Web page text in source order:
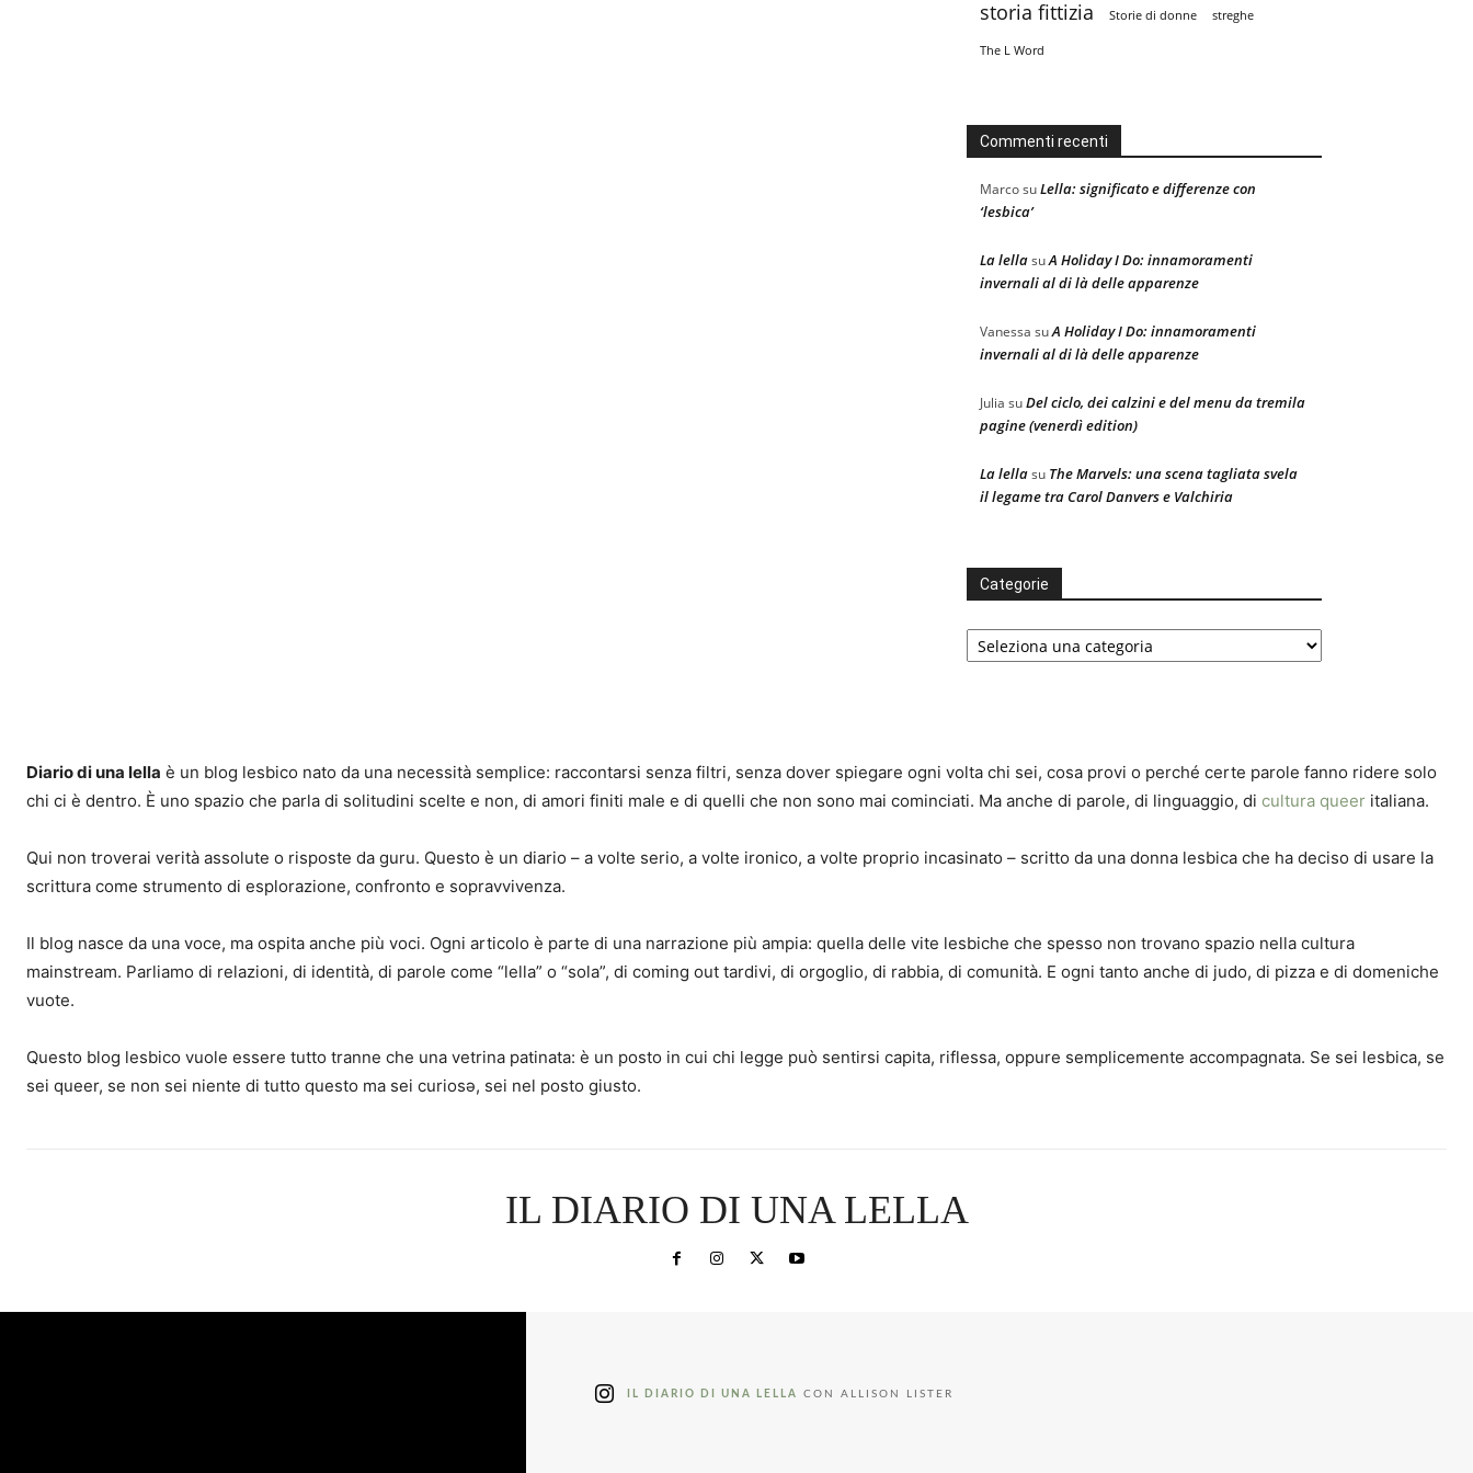
storia fittizia Storie di donne streghe
The L Word
Commenti recenti
MarcosuLella: significato e differenze con
‘lesbica’
La lellasuA Holiday I Do: innamoramenti
invernali al di là delle apparenze
Vanessa suA Holiday I Do: innamoramenti
invernali al di là delle apparenze
Julia suDel ciclo, dei calzini e del menu da tremila
pagine (venerdì edition)
La lellasu The Marvels: una scena tagliata svela
il legame tra Carol Danvers e Valchiria
Categorie
Categorie
Diario di una lella è un blog lesbico nato da una necessità semplice: raccontarsi senza filtri, senza dover spiegare ogni volta chi sei, cosa provi o perché certe parole fanno ridere solo
chi ci è dentro. È uno spazio che parla di solitudini scelte e non, di amori finiti male e di quelli che non sono mai cominciati. Ma anche di parole, di linguaggio, di cultura queer italiana.
Qui non troverai verità assolute o risposte da guru. Questo è un diario – a volte serio, a volte ironico, a volte proprio incasinato – scritto da una donna lesbica che ha deciso di usare la
scrittura come strumento di esplorazione, confronto e sopravvivenza.
Il blog nasce da una voce, ma ospita anche più voci. Ogni articolo è parte di una narrazione più ampia: quella delle vite lesbiche che spesso non trovano spazio nella cultura
mainstream. Parliamo di relazioni, di identità, di parole come “lella” o “sola”, di coming out tardivi, di orgoglio, di rabbia, di comunità. E ogni tanto anche di judo, di pizza e di domeniche
vuote.
Questo blog lesbico vuole essere tutto tranne che una vetrina patinata: è un posto in cui chi legge può sentirsi capita, riflessa, oppure semplicemente accompagnata. Se sei lesbica, se
sei queer, se non sei niente di tutto questo ma sei curiosə, sei nel posto giusto.
IL DIARIO DI UNA LELLA
IL DIARIO DI UNA LELLA CON ALLISON LISTER